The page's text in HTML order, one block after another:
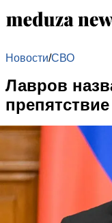
Новости/СВО
Лавров